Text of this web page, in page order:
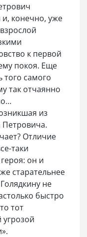
и, конечно, уже
к первой
покоя. Еще
самого
так отчаянно
из
Петровича.
Отличие
таки
он и
старательнее
не
быстро
тот